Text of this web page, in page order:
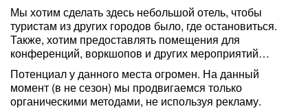
Мы хотим сделать здесь небольшой отель, чтобы
туристам из других городов было, где остановиться.
Также, хотим предоставлять помещения для
конференций, воркшопов и других мероприятий…
Потенциал у данного места огромен. На данный
момент (в не сезон) мы продвигаемся только
органическими методами, не используя рекламу.